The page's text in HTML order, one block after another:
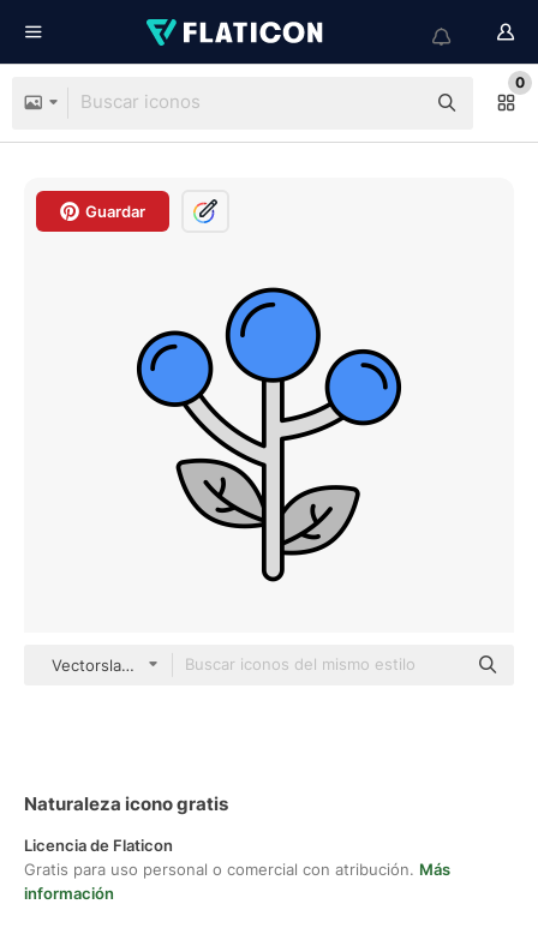
0
Guardar
Vectorslab Others
Naturaleza icono gratis
Licencia de Flaticon
Gratis para uso personal o comercial con atribución. Más
información